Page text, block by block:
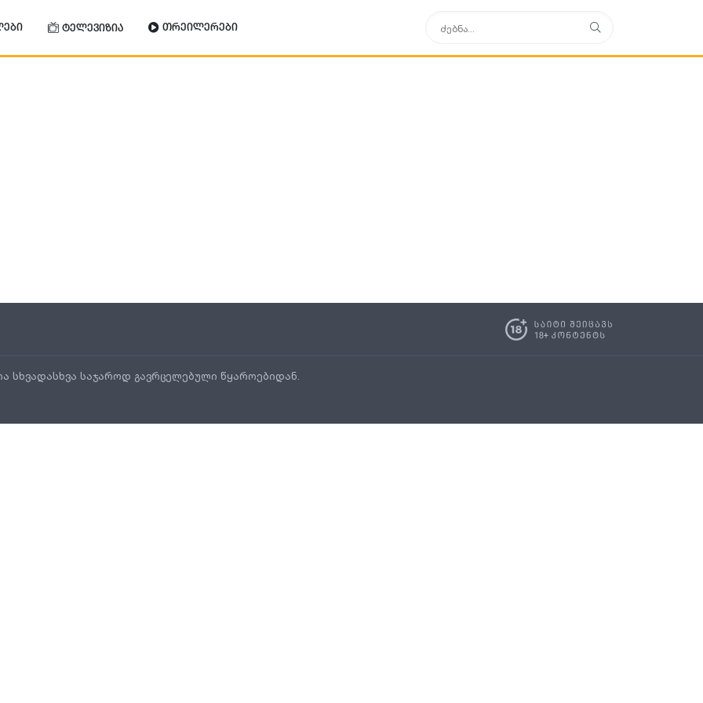
ტელევიზია თრეილერები
სხვადასხვა საჯაროდ გავრცელებული წყაროებიდან.